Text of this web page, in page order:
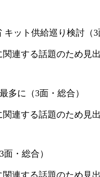
ット供給巡り検討（
連する話題のため見
多に（3面・総合）
連する話題のため見
・総合）
連する話題のため見